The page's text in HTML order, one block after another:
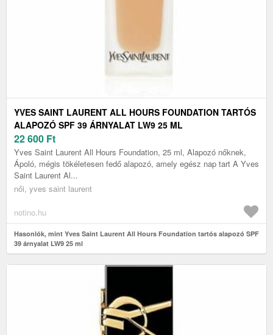
YVES SAINT LAURENT ALL HOURS FOUNDATION TARTÓS
ALAPOZÓ SPF 39 ÁRNYALAT LW9 25 ML
22 600 Ft
Yves Saint Laurent All Hours Foundation, 25 ml, Alapozó nőknek,
Ápoló, mégis tökéletesen fedő alapozó, amely egész nap tart A Yves
Saint Laurent Al...
női, yves saint laurent
notino.hu
Hasonlók, mint Yves Saint Laurent All Hours Foundation tartós alapozó SPF
39 árnyalat LW9 25 ml